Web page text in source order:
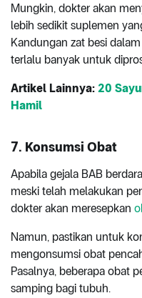
Mungkin, dokter akan
lebih sedikit suplemen
Kandungan zat besi
terlalu banyak untuk
Artikel Lainnya: 20
Hamil
7. Konsumsi Obat
Apabila gejala BAB
meski telah melakukan
dokter akan meresepkan
Namun, pastikan untuk
mengonsumsi obat
Pasalnya, beberapa obat
samping bagi tubuh.